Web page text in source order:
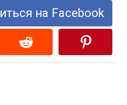
на Facebook